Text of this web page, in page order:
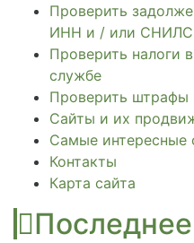
Проверить
ИНН и / или СНИЛС
Проверить налоги
службе
Проверить
Сайты и их
Самые интересные
Контакты
Карта сайта